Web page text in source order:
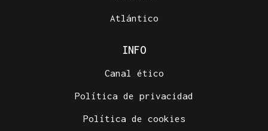
Atlántico
INFO
Canal ético
Política de privacidad
Política de cookies